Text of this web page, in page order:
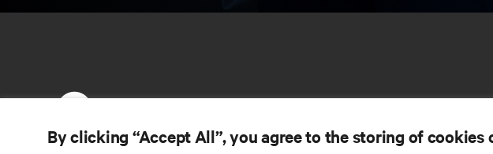
By clicking “Accept All”, you agree to the storing of cookies